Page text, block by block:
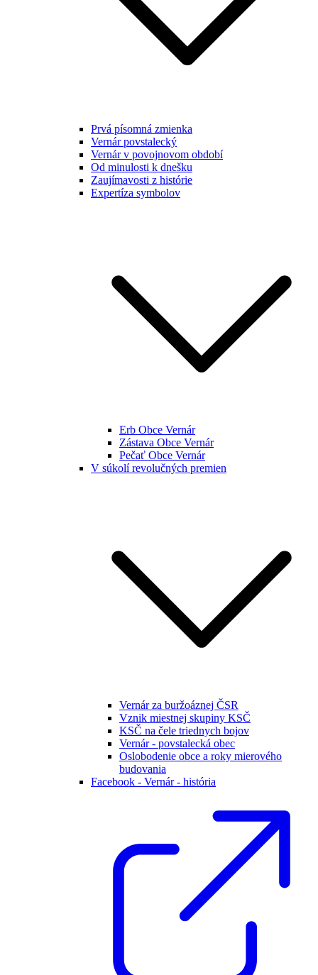
Prvá písomná zmienka
Vernár povstalecký
Vernár v povojnovom období
Od minulosti k dnešku
Zaujímavosti z histórie
Expertíza symbolov
Erb Obce Vernár
Zástava Obce Vernár
Pečať Obce Vernár
V súkolí revolučných premien
Vernár za buržoáznej ČSR
Vznik miestnej skupiny KSČ
KSČ na čele triednych bojov
Vernár - povstalecká obec
Oslobodenie obce a roky mierového
budovania
Facebook - Vernár - história